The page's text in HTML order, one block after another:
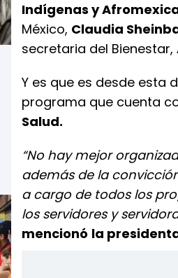
Indígenas y
México, Claudia
secretaria del Bienestar,
Y es que es desde esta
programa que cuenta
Salud.
“No hay mejor
además de la
a cargo de todos los
los servidores y
mencionó la